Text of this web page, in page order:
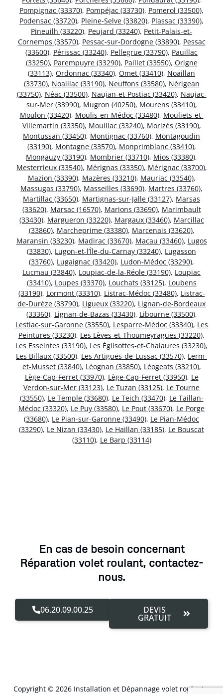
Pompignac (33370), Pompéjac (33730), Pomerol (33500),
Podensac (33720), Pleine-Selve (33820), Plassac (33390),
Pineuilh (33220), Peujard (33240), Petit-Palais-et-
Cornemps (33570), Pessac-sur-Dordogne (33890), Pessac
(33600), Périssac (33240), Pellegrue (33790), Pauillac
(33250), Parempuyre (33290), Paillet (33550), Origne
(33113), Ordonnac (33340), Omet (33410), Noaillan
(33730), Noaillac (33190), Neuffons (33580), Nérigean
(33750), Néac (33500), Naujan-et-Postiac (33420), Naujac-
sur-Mer (33990), Mugron (40250), Mourens (33410),
Moulon (33420), Moulis-en-Médoc (33480), Mouliets-et-
Villemartin (33350), Mouillac (33240), Morizès (33190),
Montussan (33450), Montignac (33760), Montagoudin
(33190), Montagne (33570), Monprimblanc (33410),
Mongauzy (33190), Mombrier (33710), Mios (33380),
Mesterrieux (33540), Mérignas (33350), Mérignac (33700),
Mazion (33390), Mazères (33210), Mauriac (33540),
Massugas (33790), Masseilles (33690), Martres (33760),
Martillac (33650), Martignas-sur-Jalle (33127), Marsas
(33620), Marsac (16570), Marions (33690), Marimbault
(33430), Margueron (33220), Margaux (33460), Marcillac
(33860), Marcheprime (33380), Marcenais (33620),
Maransin (33230), Madirac (33670), Macau (33460), Lugos
(33830), Lugon-et-l’Île-du-Carnay (33240), Lugasson
(33760), Lugaignac (33420), Ludon-Médoc (33290),
Lucmau (33840), Loupiac-de-la-Réole (33190), Loupiac
(33410), Loupes (33370), Louchats (33125), Loubens
(33190), Lormont (33310), Listrac-Médoc (33480), Listrac-
de-Durèze (33790), Ligueux (33220), Lignan-de-Bordeaux
(33360), Lignan-de-Bazas (33430), Libourne (33500),
Lestiac-sur-Garonne (33550), Lesparre-Médoc (33340), Les
Peintures (33230), Les Lèves-et-Thoumeyragues (33220),
Les Esseintes (33190), Les Églisottes-et-Chalaures (33230),
Les Billaux (33500), Les Artigues-de-Lussac (33570), Lerm-
et-Musset (33840), Léognan (33850), Léogeats (33210),
Lège-Cap-Ferret (33970), Lège-Cap-Ferret (33950), Le
Verdon-sur-Mer (33123), Le Tuzan (33125), Le Tourne
(33550), Le Temple (33680), Le Teich (33470), Le Taillan-
Médoc (33320), Le Puy (33580), Le Pout (33670), Le Porge
(33680), Le Pian-sur-Garonne (33490), Le Pian-Médoc
(33290), Le Nizan (33430), Le Haillan (33185), Le Bouscat
(33110), Le Barp (33114)
En cas de besoin concernant
Réparation volet roulant, contactez-
nous.
06.20.09.00.25 DEVIS
GRATUIT
Copyright © 2026 Installation et Dépannage volet roulant –